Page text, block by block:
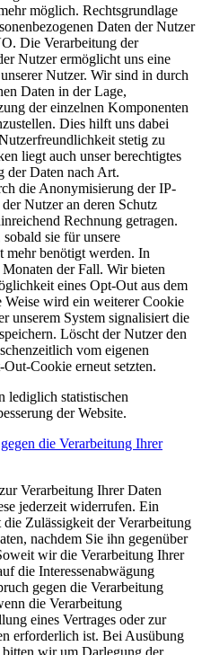
möglich. Rechtsgrundlage
Daten der Nutzer
Die Verarbeitung der
Nutzer ermöglicht uns eine
Nutzer. Wir sind in durch
Daten in der Lage,
der einzelnen Komponenten
Dies hilft uns dabei
stetig zu
liegt auch unser berechtigtes
der Daten nach Art.
die Anonymisierung der IP-
Nutzer an deren Schutz
Rechnung getragen.
sie für unsere
mehr benötigt werden. In
der Fall. Wir bieten
eines Opt-Out aus dem
wird ein weiterer Cookie
unserem System signalisiert die
Löscht der Nutzer den
vom eigenen
Cookie erneut setzten.
lediglich statistischen
der Website.
die Verarbeitung Ihrer
Verarbeitung Ihrer Daten
jederzeit widerrufen. Ein
Zulässigkeit der Verarbeitung
nachdem Sie ihn gegenüber
wir die Verarbeitung Ihrer
die Interessenabwägung
gegen die Verarbeitung
die Verarbeitung
eines Vertrages oder zur
erforderlich ist. Bei Ausübung
bitten wir um Darlegung der